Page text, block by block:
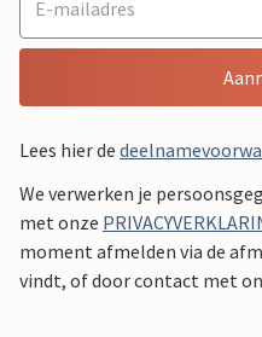
Lees hier de
We verwerken je
met onze
moment afmelden via de
vindt, of door contact met